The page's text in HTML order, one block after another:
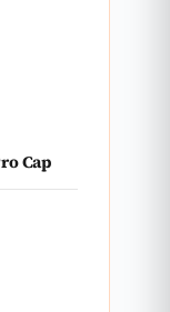
Cap